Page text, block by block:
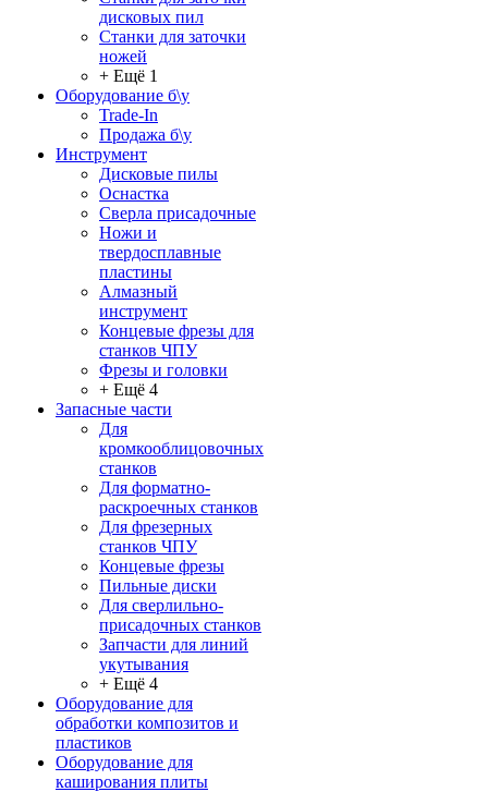
дисковых пил
Станки для заточки
ножей
+ Ещё 1
Оборудование б\у
Trade-In
Продажа б\у
Инструмент
Дисковые пилы
Оснастка
Сверла присадочные
Ножи и
твердосплавные
пластины
Алмазный
инструмент
Концевые фрезы для
станков ЧПУ
Фрезы и головки
+ Ещё 4
Запасные части
Для
кромкооблицовочных
станков
Для форматно-
раскроечных станков
Для фрезерных
станков ЧПУ
Концевые фрезы
Пильные диски
Для сверлильно-
присадочных станков
Запчасти для линий
укутывания
+ Ещё 4
Оборудование для
обработки композитов и
пластиков
Оборудование для
каширования плиты